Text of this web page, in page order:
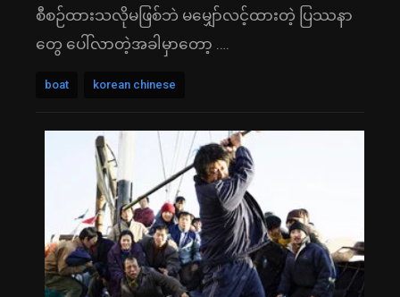
စီစဉ်ထားသလိုမဖြစ်ဘဲ မမျှော်လင့်ထားတဲ့ ပြဿနာ
တွေ ပေါ်လာတဲ့အခါမှာတော့ ….
boat korean chinese